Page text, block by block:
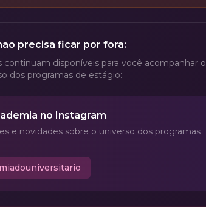
precisa ficar por fora:
disponíveis para você acompanhar o
dos programas de estágio:
no Instagram
e novidades sobre o universo dos programas